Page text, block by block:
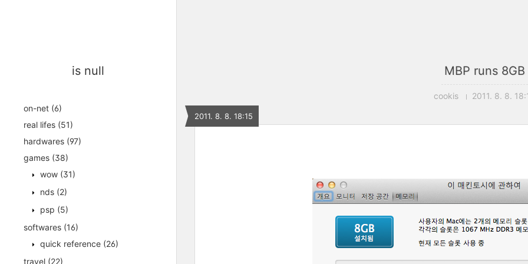
is null
on-net (6)
real lifes (51)
hardwares (97)
games (38)
wow (31)
nds (2)
psp (5)
softwares (16)
quick reference (26)
travel (22)
MBP runs 8GB
cookis 2011. 8. 8.
2011. 8. 8. 18:15